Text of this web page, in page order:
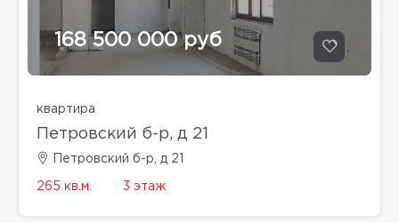
168 500 000 руб
квартира
Петровский б-р, д 21
Петровский б-р, д 21
265 кв.м. 3 этаж